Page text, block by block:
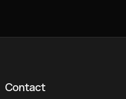
Contact